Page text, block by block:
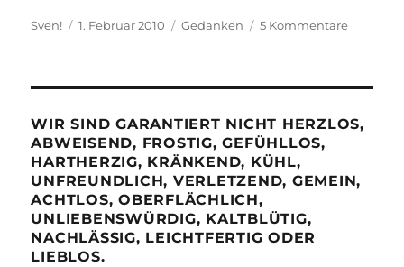
Autor
Sven!
Veröffentlicht
1. Februar 2010 Kategorien
Gedanken 5 Kommentarezu
&
WIR SIND GARANTIERT NICHT HERZLOS,
ABWEISEND, FROSTIG, GEFÜHLLOS,
HARTHERZIG, KRÄNKEND, KÜHL,
UNFREUNDLICH, VERLETZEND, GEMEIN,
ACHTLOS, OBERFLÄCHLICH,
UNLIEBENSWÜRDIG, KALTBLÜTIG,
NACHLÄSSIG, LEICHTFERTIG ODER
LIEBLOS.